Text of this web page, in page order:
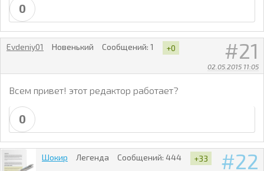
0
21
02.05.2015 11:05
Evdeniy01 Новенький Сообщений: 1 +0
Всем привет! этот редактор работает?
0
22
Шокир Легенда Сообщений: 444 +33